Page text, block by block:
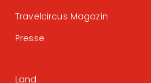
Travelcircus Magazin
Presse
Land